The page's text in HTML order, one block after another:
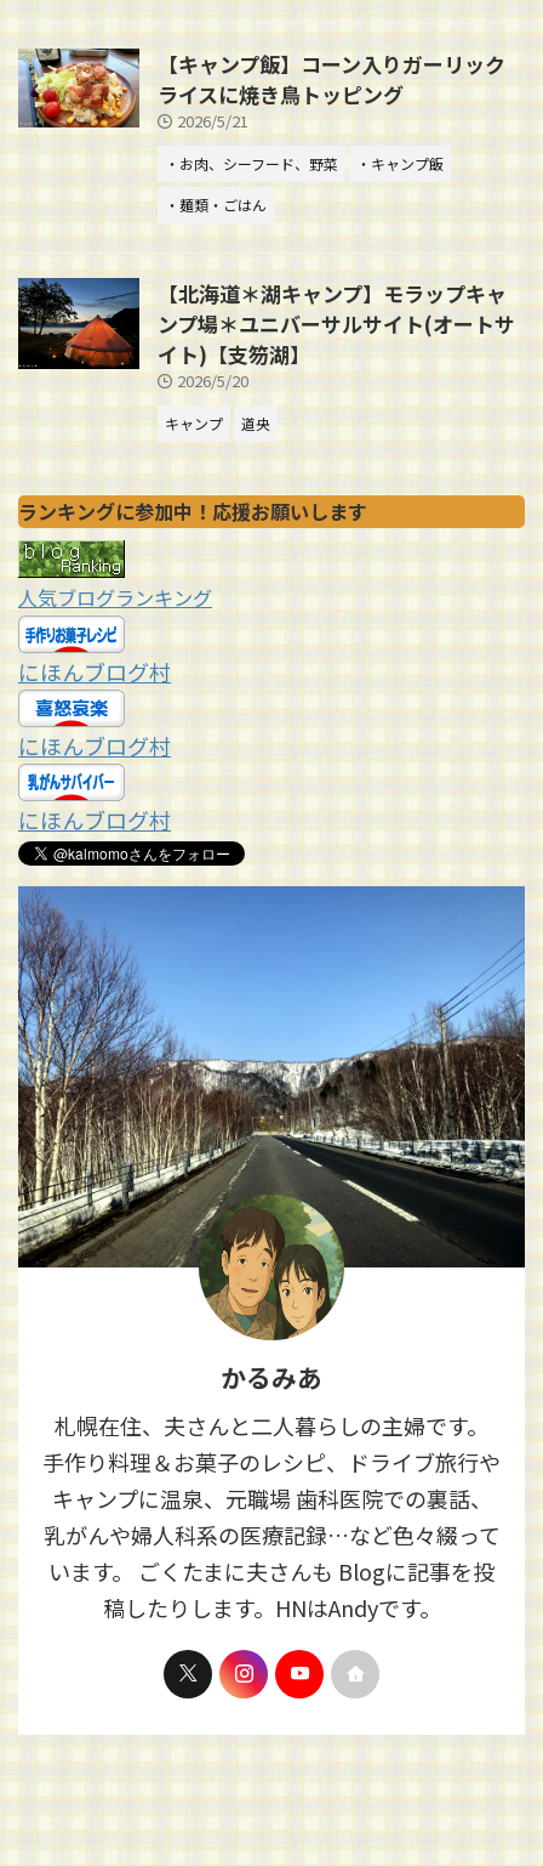
【キャンプ飯】コーン入りガーリック
ライスに焼き鳥トッピング
2026/5/21
・お肉、シーフード、野菜
・キャンプ飯
・麺類・ごはん
【北海道＊湖キャンプ】モラップキャ
ンプ場＊ユニバーサルサイト(オートサ
イト)【支笏湖】
2026/5/20
キャンプ 道央
ランキングに参加中！応援お願いします
人気ブログランキング
にほんブログ村
にほんブログ村
にほんブログ村
かるみあ
札幌在住、夫さんと二人暮らしの主婦です。
手作り料理＆お菓子のレシピ、ドライブ旅行や
キャンプに温泉、元職場 歯科医院での裏話、
乳がんや婦人科系の医療記録…など色々綴って
います。 ごくたまに夫さんも Blogに記事を投
稿したりします。HNはAndyです。